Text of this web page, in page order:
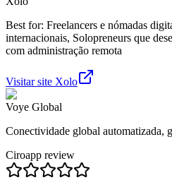
Best for: Freelancers e nómadas
internacionais, Solopreneurs que
com administração remota
Visitar site Xolo
Voye Global
Conectividade global automatizada,
Ciroapp review